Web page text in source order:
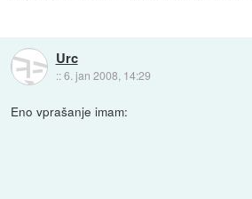
Urc
::6. jan 2008, 14:29
Eno vprašanje imam: